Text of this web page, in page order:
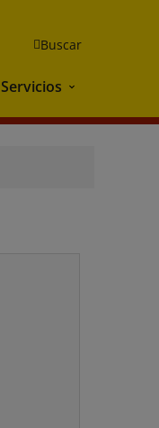
Buscar
Servicios Servicios